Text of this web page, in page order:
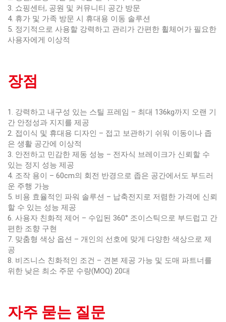
3. 쇼핑센터, 공원 및 커뮤니티 공간 방문
4. 휴가 및 가족 방문 시 휴대용 이동 솔루션
5. 정기적으로 사용할 강력하고 관리가 간편한 휠체어가 필요한
사용자에게 이상적
장점
1. 강력하고 내구성 있는 스틸 프레임 – 최대 136kg까지 오랜 기
간 안정성과 지지를 제공
2. 접이식 및 휴대용 디자인 – 접고 보관하기 쉬워 이동이나 좁
은 생활 공간에 이상적
3. 안전하고 민감한 제동 성능 – 전자식 브레이크가 신뢰할 수
있는 정지 성능 제공
4. 조작 용이 – 60cm의 회전 반경으로 좁은 공간에서도 부드러
운 주행 가능
5. 비용 효율적인 파워 솔루션 – 납축전지로 저렴한 가격에 신뢰
할 수 있는 성능 제공
6. 사용자 친화적 제어 – 수입된 360° 조이스틱으로 부드럽고 간
편한 조향 구현
7. 맞춤형 색상 옵션 – 개인의 선호에 맞게 다양한 색상으로 제
공
8. 비즈니스 친화적인 조건 – 견본 제공 가능 및 도매 파트너를
위한 낮은 최소 주문 수량(MOQ) 20대
자주 묻는 질문